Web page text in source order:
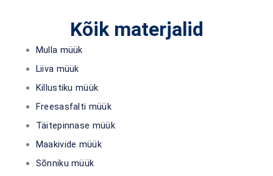
Kõik materjalid
Mulla müük
Liiva müük
Killustiku müük
Freesasfalti müük
Täitepinnase müük
Maakivide müük
Sõnniku müük